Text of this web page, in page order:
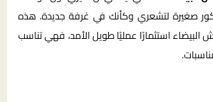
صغيرة لتشعري وكأنك في غرفة جديدة. هذه
البيضاء استثمارًا عمليًا طويل الأمد، فهي تناسب